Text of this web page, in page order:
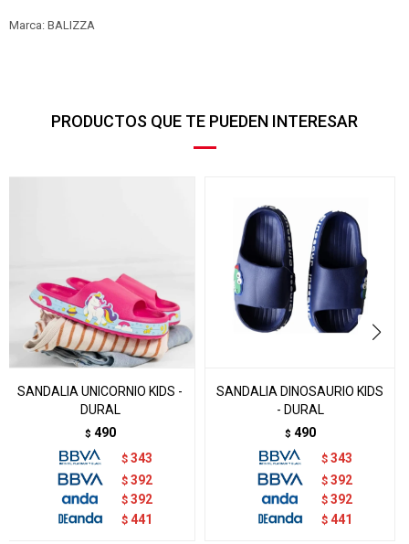
Marca: BALIZZA
PRODUCTOS QUE TE PUEDEN INTERESAR
SANDALIA UNICORNIO KIDS -
DURAL
$ 490
$ 343
$ 392
$ 392
$ 441
SANDALIA DINOSAURIO KIDS
- DURAL
$ 490
$ 343
$ 392
$ 392
$ 441